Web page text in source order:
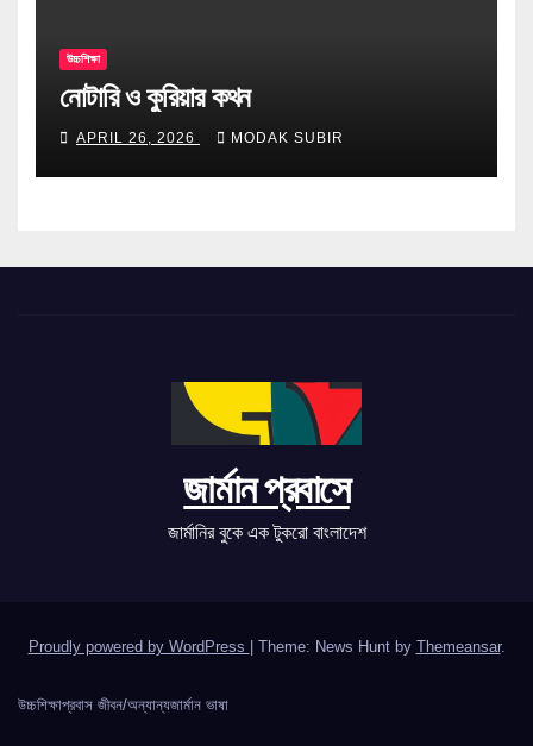
উচ্চশিক্ষা
নোটারি ও কুরিয়ার কথন
APRIL 26, 2026 MODAK SUBIR
জার্মান প্রবাসে
জার্মানির বুকে এক টুকরো বাংলাদেশ
Proudly powered by WordPress Theme: News Hunt by Themeansar.
উচ্চশিক্ষাপ্রবাস জীবন/অন্যান্যজার্মান ভাষা